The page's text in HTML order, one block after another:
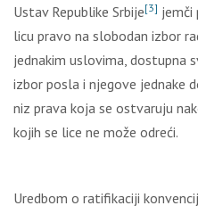
Ustav Republike Srbije[3] jemči
licu pravo na slobodan izbor
jednakim uslovima, dostupna
izbor posla i njegove jednake
niz prava koja se ostvaruju
kojih se lice ne može odreći.
Uredbom o ratifikaciji